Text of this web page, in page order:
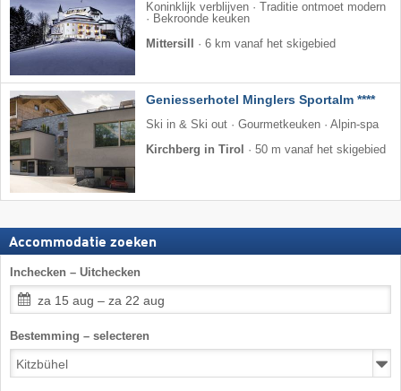
Koninklijk verblijven · Traditie ontmoet modern
· Bekroonde keuken
Mittersill
· 6 km vanaf het skigebied
Geniesserhotel Minglers Sportalm ****
Ski in & Ski out · Gourmetkeuken · Alpin-spa
Kirchberg in Tirol
· 50 m vanaf het skigebied
Accommodatie zoeken
Inchecken – Uitchecken
za 15 aug – za 22 aug
Bestemming – selecteren